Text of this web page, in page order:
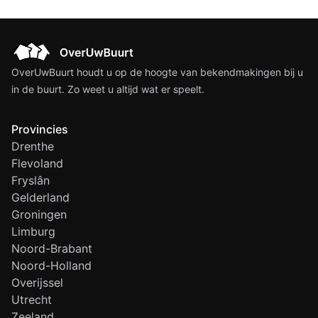
OverUwBuurt houdt u op de hoogte van bekendmakingen bij u
in de buurt. Zo weet u altijd wat er speelt.
Provincies
Drenthe
Flevoland
Fryslân
Gelderland
Groningen
Limburg
Noord-Brabant
Noord-Holland
Overijssel
Utrecht